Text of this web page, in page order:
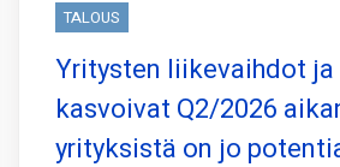
TALOUS
Yritysten liikevaihdot
kasvoivat Q2/2026
yrityksistä on jo